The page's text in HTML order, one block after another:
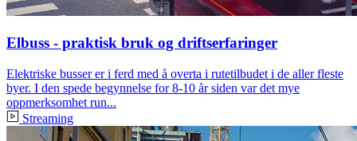
Elbuss - praktisk bruk og driftserfaringer
Elektriske busser er i ferd med å overta i rutetilbudet i de aller fleste
byer. I den spede begynnelse for 8-10 år siden var det mye
oppmerksomhet run...
Streaming